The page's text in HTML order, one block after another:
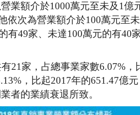
業額介於1000萬元至未及1
依次為營業額介於100萬元至
有49家、未達100萬元的有40
21家，占總事業家數6.07%
，比起2017年的651.47億
者的業績衰退所致。